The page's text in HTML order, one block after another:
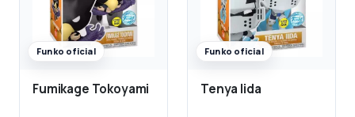
Funko oficial
Fumikage Tokoyami
Funko oficial
Tenya Iida